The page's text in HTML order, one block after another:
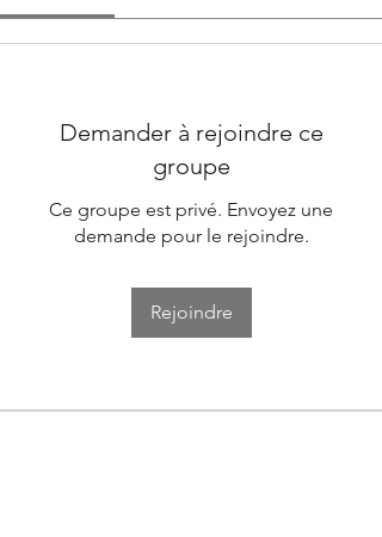
Demander à rejoindre ce
groupe
Ce groupe est privé. Envoyez une
demande pour le rejoindre.
Rejoindre